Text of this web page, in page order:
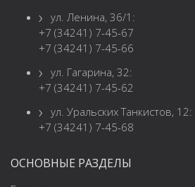
ул. Ленина, 36/1:
+7 (34241) 7-45-67
+7 (34241) 7-45-66
ул. Гагарина, 32:
+7 (34241) 7-45-62
ул. Уральских Танкистов, 12:
+7 (34241) 7-45-68
ОСНОВНЫЕ РАЗДЕЛЫ